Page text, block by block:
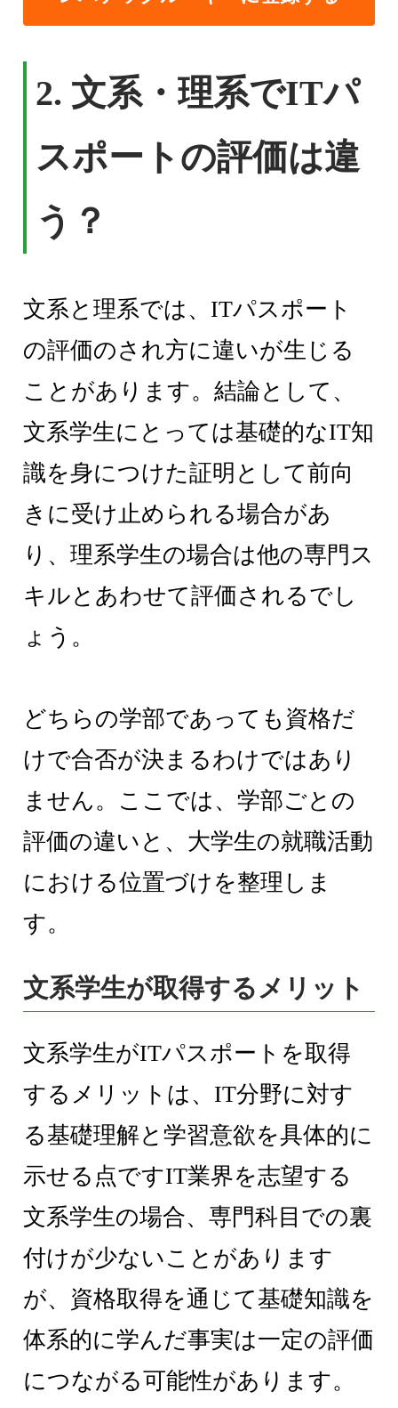
2. 文系・理系でITパ
スポートの評価は違
う？
文系と理系では、ITパスポート
の評価のされ方に違いが生じる
ことがあります。結論として、
文系学生にとっては基礎的なIT知
識を身につけた証明として前向
きに受け止められる場合があ
り、理系学生の場合は他の専門ス
キルとあわせて評価されるでし
ょう。
どちらの学部であっても資格だ
けで合否が決まるわけではあり
ません。ここでは、学部ごとの
評価の違いと、大学生の就職活動
における位置づけを整理しま
す。
文系学生が取得するメリット
文系学生がITパスポートを取得
するメリットは、IT分野に対す
る基礎理解と学習意欲を具体的に
示せる点ですIT業界を志望する
文系学生の場合、専門科目での裏
付けが少ないことがあります
が、資格取得を通じて基礎知識を
体系的に学んだ事実は一定の評価
につながる可能性があります。